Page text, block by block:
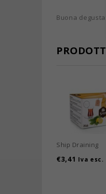
Buona
Ship Draining
€3,41 Iva esc.